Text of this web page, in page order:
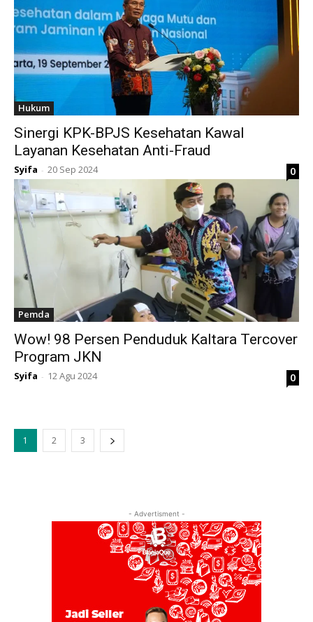
Hukum
Sinergi KPK-BPJS Kesehatan Kawal
Layanan Kesehatan Anti-Fraud
Syifa - 20 Sep 2024 0
Pemda
Wow! 98 Persen Penduduk Kaltara Tercover
Program JKN
Syifa - 12 Agu 2024 0
1 2 3
- Advertisment -